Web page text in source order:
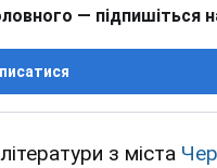
— підпишіться
з міста